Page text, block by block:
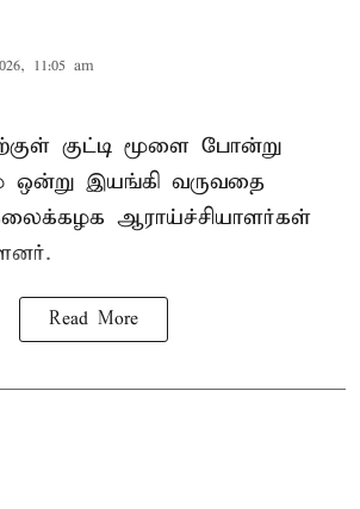
11:05 am
குட்டி மூளை போன்று
ஒன்று இயங்கி வருவதை
ஆராய்ச்சியாளர்கள்
Read More